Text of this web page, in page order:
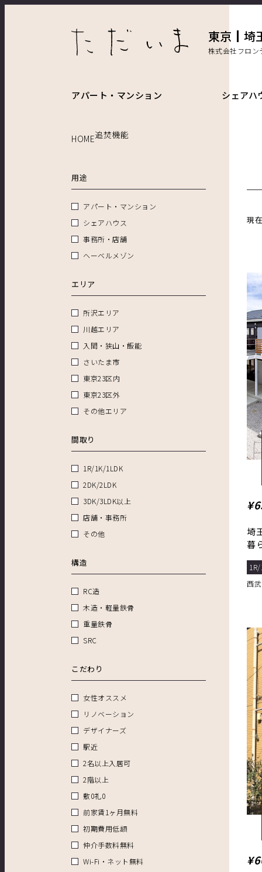
東京 埼
株式会社フロン
アパート・マンション シェアハ
HOME追焚機能
現
埼
暮
西
用途
アパート・マンション
シェアハウス
事務所・店舗
ヘーベルメゾン
エリア
所沢エリア
川越エリア
入間・狭山・飯能
さいたま市
東京23区内
東京23区外
その他エリア
間取り
1R/1K/1LDK
2DK/2LDK
3DK/3LDK以上
店舗・事務所
その他
構造
RC造
木造・軽量鉄骨
重量鉄骨
SRC
こだわり
女性オススメ
リノベーション
デザイナーズ
駅近
2名以上入居可
2階以上
敷0礼0
前家賃1ヶ月無料
初期費用低額
仲介手数料無料
Wi-Fi・ネット無料